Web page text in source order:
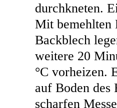
durchkneten.
Mit bemehlten
Backblech
weitere 20
°C vorheizen.
auf Boden
scharfen